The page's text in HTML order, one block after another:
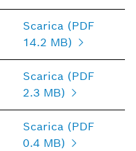
Scarica (PDF
14.2 MB)
Scarica (PDF
2.3 MB)
Scarica (PDF
0.4 MB)